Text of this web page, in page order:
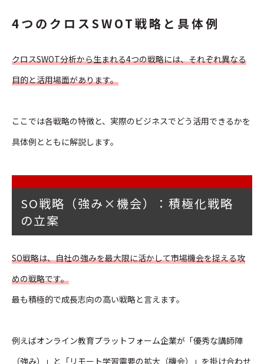
4つのクロスSWOT戦略と具体例
クロスSWOT分析から生まれる4つの戦略には、それぞれ異なる
目的と活用場面があります。
ここでは各戦略の特徴と、実際のビジネスでどう活用できるかを
具体例とともに解説します。
SO戦略（強み×機会）：積極化戦略
の立案
SO戦略は、自社の強みを最大限に活かして市場機会を捉える攻
めの戦略です。
最も積極的で成長志向の高い戦略と言えます。
例えばオンライン教育プラットフォーム企業が「優秀な講師陣
（強み）」と「リモート学習需要の拡大（機会）」を掛け合わせ